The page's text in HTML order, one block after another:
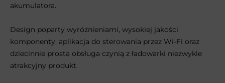
akumulatora.
Design poparty wyróżnieniami, wysokiej jakości
komponenty, aplikacja do sterowania przez Wi-Fi oraz
dziecinnie prosta obsługa czynią z ładowarki niezwykle
atrakcyjny produkt.